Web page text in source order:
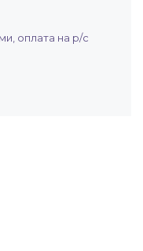
оплата на р/с